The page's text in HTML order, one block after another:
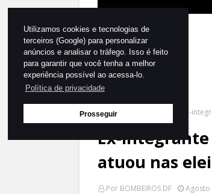
Utilizamos cookies e tecnologias de
terceiros (Google) para personalizar
anúncios e analisar o tráfego. Isso é feito
para garantir que você tenha a melhor
experiência possível ao acessa-lo.
Política de privacidade
ProsseguirPágina inicial Ex-
Ex-
atuou nas
Por BOMBEIROS DF Agosto